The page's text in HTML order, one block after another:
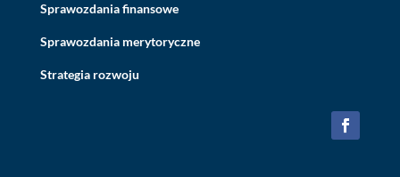
Sprawozdania finansowe
Sprawozdania merytoryczne
Strategia rozwoju